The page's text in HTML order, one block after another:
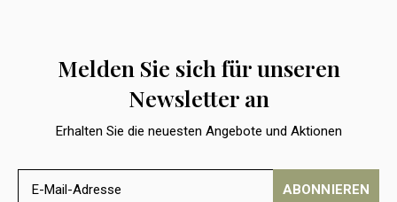
Melden Sie sich für unseren
Newsletter an
Erhalten Sie die neuesten Angebote und Aktionen
ABONNIEREN